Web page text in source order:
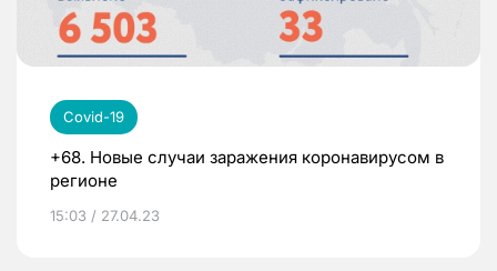
Covid-19
+68. Новые случаи заражения коронавирусом в
регионе
15:03 / 27.04.23